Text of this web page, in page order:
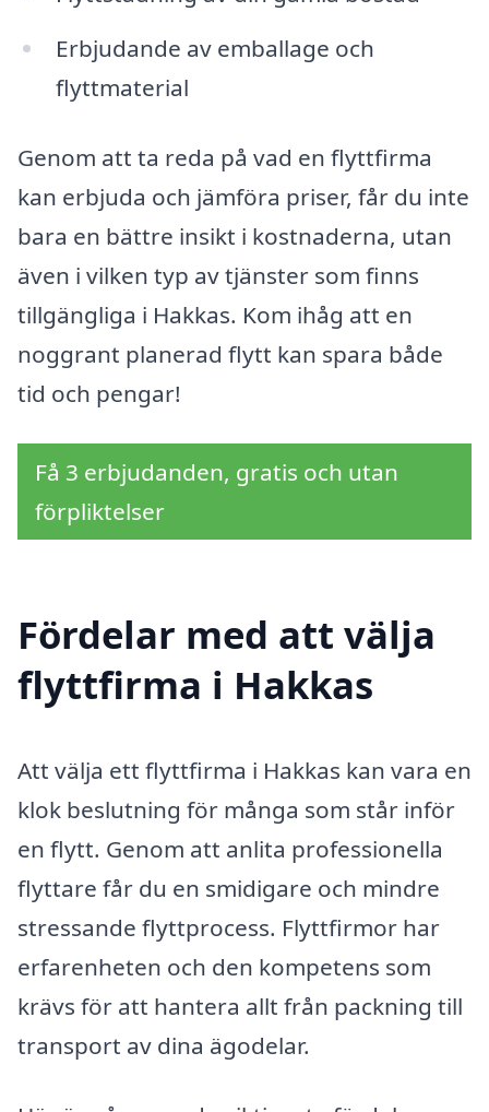
Erbjudande av emballage och
flyttmaterial
Genom att ta reda på vad en flyttfirma
kan erbjuda och jämföra priser, får du inte
bara en bättre insikt i kostnaderna, utan
även i vilken typ av tjänster som finns
tillgängliga i Hakkas. Kom ihåg att en
noggrant planerad flytt kan spara både
tid och pengar!
Få 3 erbjudanden, gratis och utan
förpliktelser
Fördelar med att välja
flyttfirma i Hakkas
Att välja ett flyttfirma i Hakkas kan vara en
klok beslutning för många som står inför
en flytt. Genom att anlita professionella
flyttare får du en smidigare och mindre
stressande flyttprocess. Flyttfirmor har
erfarenheten och den kompetens som
krävs för att hantera allt från packning till
transport av dina ägodelar.